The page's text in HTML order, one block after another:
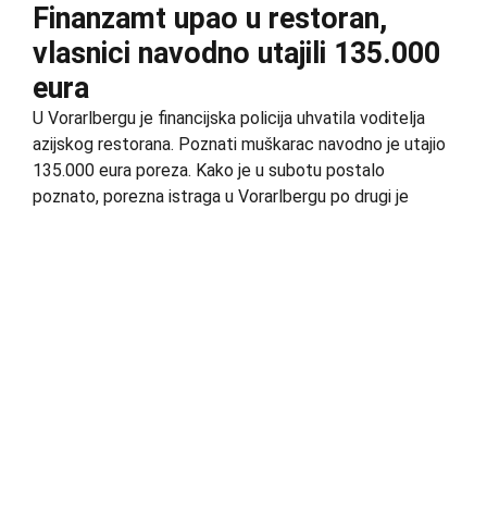
Finanzamt upao u restoran,
vlasnici navodno utajili 135.000
eura
U Vorarlbergu je financijska policija uhvatila voditelja
azijskog restorana. Poznati muškarac navodno je utajio
135.000 eura poreza. Kako je u subotu postalo
poznato, porezna istraga u Vorarlbergu po drugi je